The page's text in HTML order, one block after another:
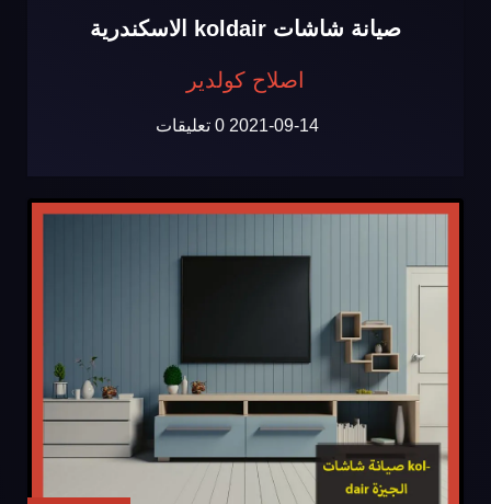
صيانة شاشات koldair الاسكندرية
اصلاح كولدير
2021-09-14 0 تعليقات